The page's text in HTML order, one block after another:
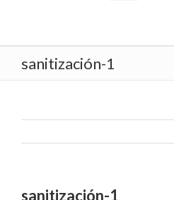
sanitización-1
sanitización-1